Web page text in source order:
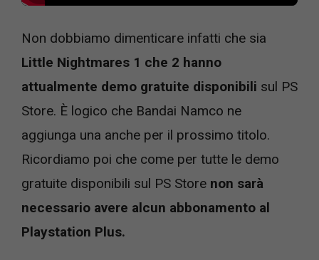
Non dobbiamo dimenticare infatti che sia
Little Nightmares 1 che 2 hanno
attualmente demo gratuite disponibili sul PS
Store. È logico che Bandai Namco ne
aggiunga una anche per il prossimo titolo.
Ricordiamo poi che come per tutte le demo
gratuite disponibili sul PS Store non sarà
necessario avere alcun abbonamento al
Playstation Plus.